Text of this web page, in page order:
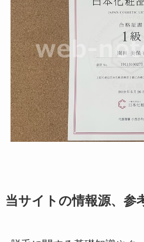
当サイトの情報源、参